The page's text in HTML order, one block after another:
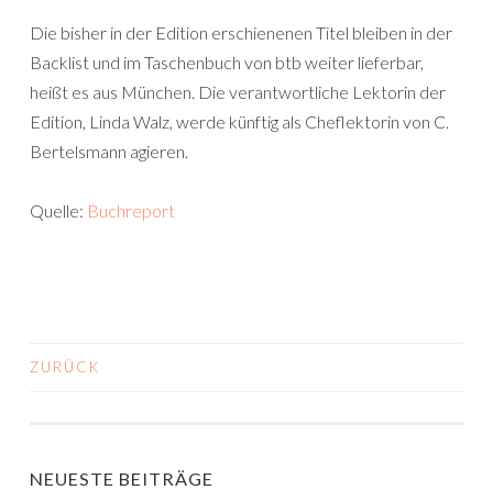
Die bisher in der Edition erschienenen Titel bleiben in der
Backlist und im Taschenbuch von btb weiter lieferbar,
heißt es aus München. Die verantwortliche Lektorin der
Edition, Linda Walz, werde künftig als Cheflektorin von C.
Bertelsmann agieren.
Quelle: Buchreport
BEITRAGS-
ZURÜCK
NEUESTE BEITRÄGE